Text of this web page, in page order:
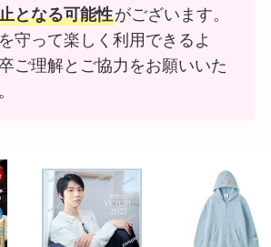
となる可能性がございます。
守って楽しく利用できるよ
ご理解とご協力をお願いいた